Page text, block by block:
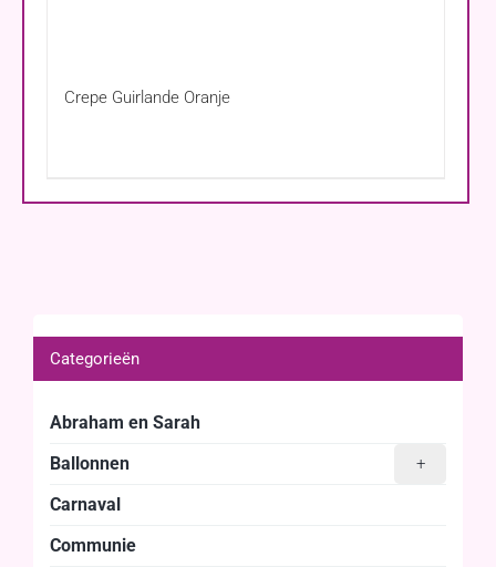
Crepe Guirlande Oranje
Categorieën
Abraham en Sarah
+
Ballonnen
Carnaval
Communie